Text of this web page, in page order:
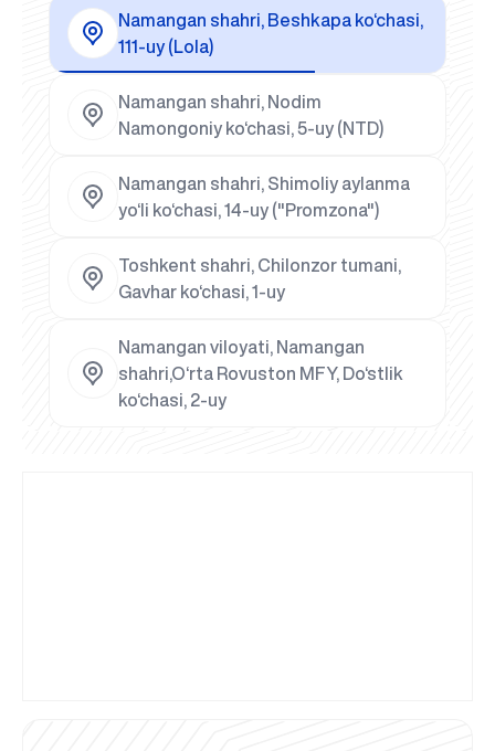
Namangan shahri, Beshkapa ko‘chasi,
111-uy (Lola)
Namangan shahri, Nodim
Namongoniy ko‘chasi, 5-uy (NTD)
Namangan shahri, Shimoliy aylanma
yo‘li ko‘chasi, 14-uy ("Promzona")
Toshkent shahri, Chilonzor tumani,
Gavhar ko‘chasi, 1-uy
Namangan viloyati, Namangan
shahri,O‘rta Rovuston MFY, Do‘stlik
ko‘chasi, 2-uy